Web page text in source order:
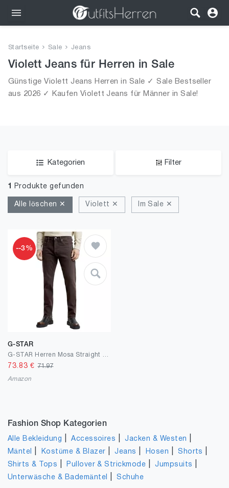
Bekleidung
Wäsche
Startseite Sale Jeans
Violett Jeans für Herren in Sale
Günstige Violett Jeans Herren in Sale ✓ Sale Bestseller
aus 2026 ✓ Kaufen Violett Jeans für Männer in Sale!
Kategorien Filter
1 Produkte gefunden
Alle löschen ✕ Violett ✕ Im Sale ✕
--3%
G-STAR
73.83 €71.97
Amazon
Fashion Shop Kategorien
Alle Bekleidung |Accessoires |Jacken & Westen
Mäntel Kostüme & Blazer |Jeans Hosen |Shorts
Shirts & Tops Pullover & Strickmode |Jumpsuits
Unterwäsche & Bademäntel |Schuhe